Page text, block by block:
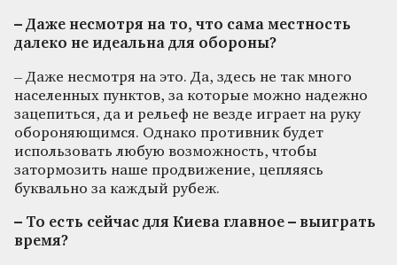
– Даже несмотря на то, что сама местность
далеко не идеальна для обороны?
– Даже несмотря на это. Да, здесь не так много
населенных пунктов, за которые можно надежно
зацепиться, да и рельеф не везде играет на руку
обороняющимся. Однако противник будет
использовать любую возможность, чтобы
затормозить наше продвижение, цепляясь
буквально за каждый рубеж.
– То есть сейчас для Киева главное – выиграть
время?